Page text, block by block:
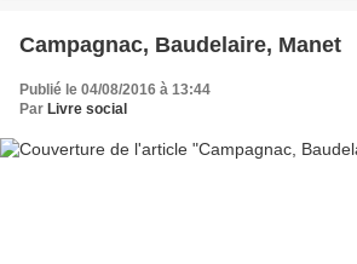
Campagnac, Baudelaire, Manet
Publié le 04/08/2016 à 13:44
Par Livre social